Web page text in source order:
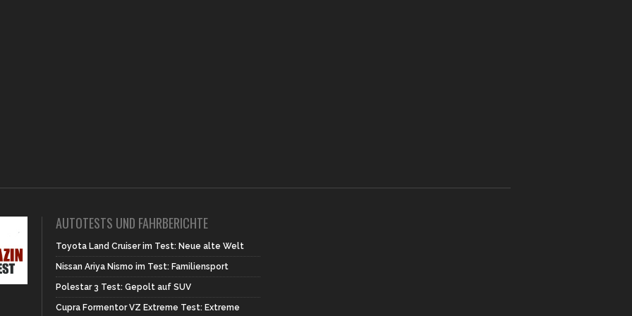
AUTOTESTS UND FAHRBERICHTE
Toyota Land Cruiser im Test: Neue alte Welt
Nissan Ariya Nismo im Test: Familiensport
Polestar 3 Test: Gepolt auf SUV
Cupra Formentor VZ Extreme Test: Extreme